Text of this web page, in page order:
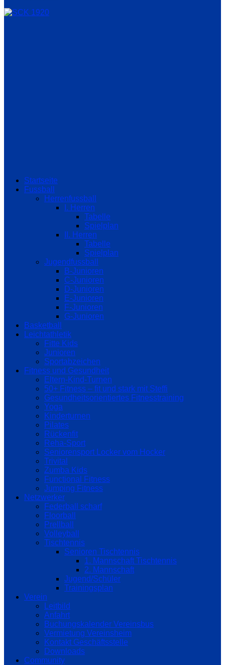
Startseite
Fussball
Herrenfussball
I. Herren
Tabelle
Spielplan
II. Herren
Tabelle
Spielplan
Jugendfussball
B-Junioren
C-Junioren
D-Junioren
E-Junioren
F-Junioren
G-Junioren
Basketball
Leichtathletik
Fitte Kids
Junioren
Sportabzeichen
Fitness und Gesundheit
Eltern-Kind-Turnen
50+ Fitness – fit und stark mit Steffi
Gesundheitsorientiertes Fitnesstraining
Yoga
Kinderturnen
Pilates
Rückenfit
Reha-Sport
Seniorensport Locker vom Hocker
Trivital
Zumba Kids
Functional Fitness
Jumping Fitness
Netzwerker
Federball scharf
Floorball
Prellball
Volleyball
Tischtennis
Senioren Tischtennis
1. Mannschaft Tischtennis
2. Mannschaft
Jugend/Schüler
Trainingsplan
Verein
Leitbild
Anfahrt
Buchungskalender Vereinsbus
Vermietung Vereinsheim
Kontakt Geschäftsstelle
Downloads
Community